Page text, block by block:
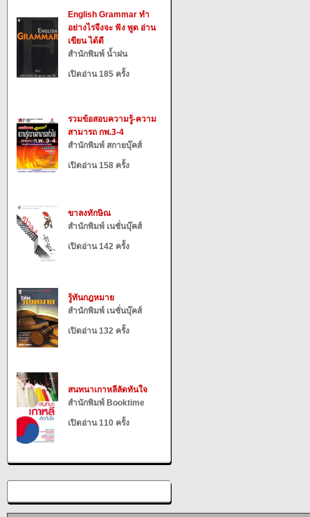
English Grammar ทำ
อย่างไรจึงจะ ฟัง พูด อ่าน
เขียน ได้ดี
สำนักพิมพ์ น้ำฝน
เปิดอ่าน 185 ครั้ง
รวมข้อสอบความรู้-ความ
สามารถ กพ.3-4
สำนักพิมพ์ สกายบุ๊คส์
เปิดอ่าน 158 ครั้ง
ขาลงทักษิณ
สำนักพิมพ์ เนชั่นบุ๊คส์
เปิดอ่าน 142 ครั้ง
รู้ทันกฎหมาย
สำนักพิมพ์ เนชั่นบุ๊คส์
เปิดอ่าน 132 ครั้ง
สนทนาเกาหลีลัดทันใจ
สำนักพิมพ์ Booktime
เปิดอ่าน 110 ครั้ง